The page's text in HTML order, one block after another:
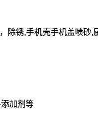
除锈,手机壳手机盖喷砂,
加剂等